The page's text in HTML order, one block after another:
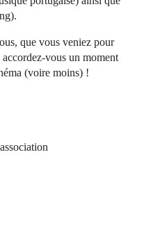
que vous veniez pour
vous un moment
(voire moins) !